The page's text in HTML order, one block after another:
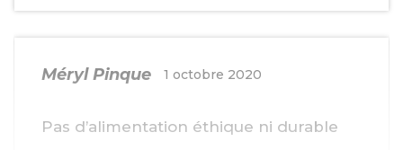
Méryl Pinque 1 octobre 2020
Pas d’alimentation éthique ni durable